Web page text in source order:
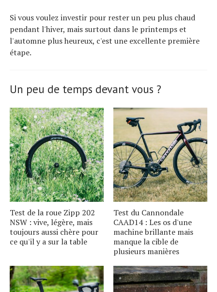
Si vous voulez investir pour rester un peu plus chaud
pendant l'hiver, mais surtout dans le printemps et
l'automne plus heureux, c'est une excellente première
étape.
Un peu de temps devant vous ?
Test de la roue Zipp 202
NSW : vive, légère, mais
toujours aussi chère pour
ce qu'il y a sur la table
Test du Cannondale
CAAD14 : Les os d'une
machine brillante mais
manque la cible de
plusieurs manières